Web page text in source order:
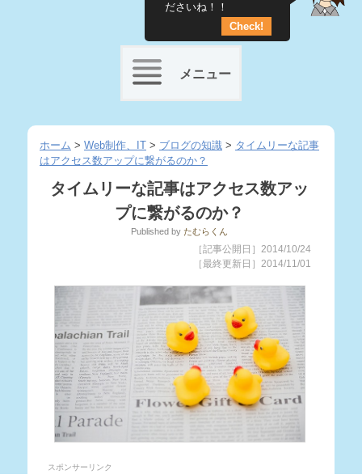
ださいね！！
Check!
メニュー
Skip
to
content
ホーム > Web制作、IT > ブログの知識 > タイムリーな記事
はアクセス数アップに繋がるのか？
タイムリーな記事はアクセス数アッ
プに繋がるのか？
Published by たむらくん
［記事公開日］2014/10/24
［最終更新日］2014/11/01
スポンサーリンク